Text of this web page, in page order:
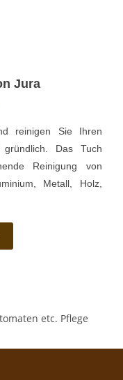
Jura
reinigen Sie Ihren
gründlich. Das Tuch
Reinigung von
Metall, Holz,